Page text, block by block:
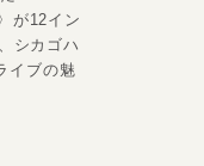
が12イン
シカゴハ
イブの魅